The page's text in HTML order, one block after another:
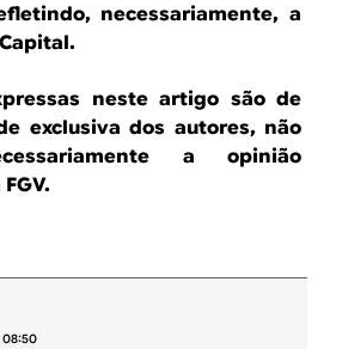
necessariamente, a
neste artigo são de
exclusiva dos autores, não
a opinião
08:50